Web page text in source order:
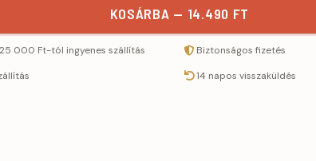
KOSÁRBA — 14.490 FT
000 Ft-tól ingyenes szállítás
Biztonságos fizetés
14 napos visszaküldés